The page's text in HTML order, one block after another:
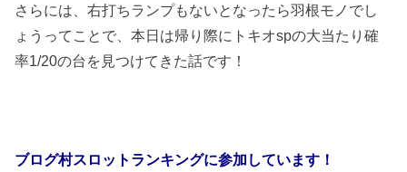
さらには、右打ちランプもないとなったら羽根モノでし
ょうってことで、本日は帰り際にトキオspの大当たり確
率1/20の台を見つけてきた話です！
ブログ村スロットランキングに参加しています！